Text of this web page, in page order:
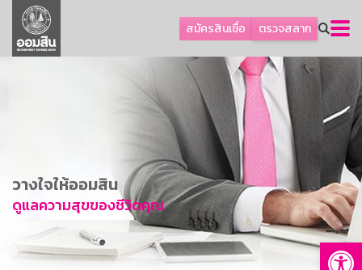
สมัครสินเชื่อ ตรวจสลาก
ลูกค้าธุรกิจ
ลูกค้าผู้ประกอบรายย่อย
การพัฒนาที่ยั่งยืน
ข่าวสาร
บริการทางการเงิน
อื่นๆ
วางใจให้ออมสิน
ดูแลความสุขของชีวิตคุณ